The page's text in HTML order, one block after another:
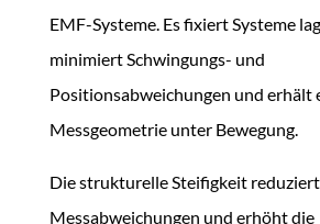
EMF-Systeme. Es fixiert Systeme
minimiert Schwingungs- und
Positionsabweichungen und erhält
Messgeometrie unter Bewegung.
Die strukturelle Steifigkeit reduziert
Messabweichungen und erhöht die